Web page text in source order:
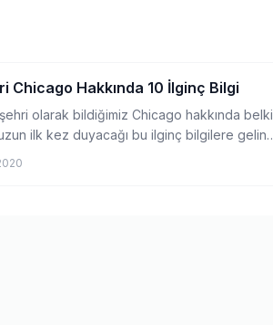
Chicago Hakkında 10 İlginç Bilgi
olarak bildiğimiz Chicago hakkında belki
ilk kez duyacağı bu ilginç bilgilere gelin